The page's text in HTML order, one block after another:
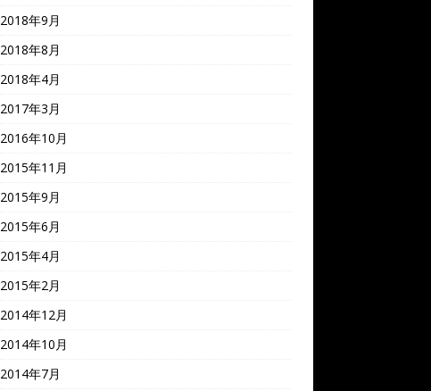
2018年9月
2018年8月
2018年4月
2017年3月
2016年10月
2015年11月
2015年9月
2015年6月
2015年4月
2015年2月
2014年12月
2014年10月
2014年7月